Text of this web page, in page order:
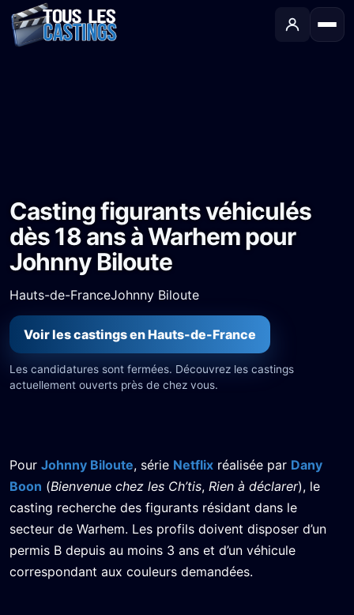
Casting figurants véhiculés
dès 18 ans à Warhem pour
Johnny Biloute
Hauts-de-FranceJohnny Biloute
Voir les castings en Hauts-de-France
Les candidatures sont fermées. Découvrez les castings
actuellement ouverts près de chez vous.
Pour Johnny Biloute, série Netflix réalisée par Dany
Boon (Bienvenue chez les Ch’tis, Rien à déclarer), le
casting recherche des figurants résidant dans le
secteur de Warhem. Les profils doivent disposer d’un
permis B depuis au moins 3 ans et d’un véhicule
correspondant aux couleurs demandées.